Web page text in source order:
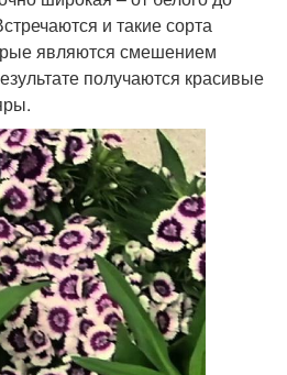
и такие сорта
являются смешением
получаются красивые